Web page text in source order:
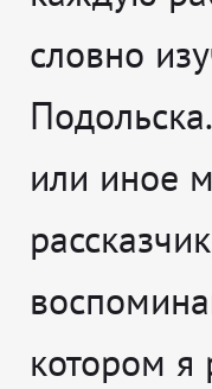
словно
или иное
котором я